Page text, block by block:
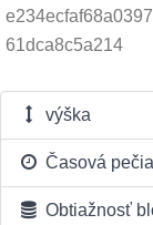
61dca8c5a214
výška
Časová
Obtiažnosť